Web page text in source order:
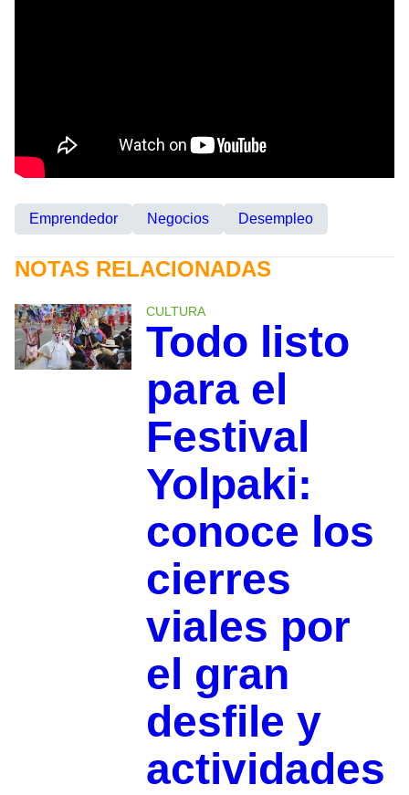
Emprendedor Negocios Desempleo
NOTAS RELACIONADAS
CULTURA
Todo listo
para el
Festival
Yolpaki:
conoce los
cierres
viales por
el gran
desfile y
actividades